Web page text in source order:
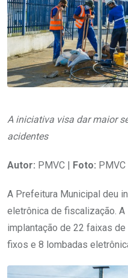
A iniciativa visa dar maior
acidentes
Autor: PMVC | Foto: PMVC
A Prefeitura Municipal deu
eletrônica de fiscalização.
implantação de 22 faixas
fixos e 8 lombadas